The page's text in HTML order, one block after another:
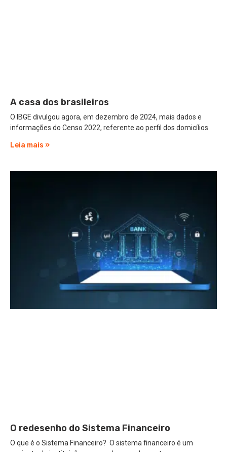
A casa dos brasileiros
O IBGE divulgou agora, em dezembro de 2024, mais dados e
informações do Censo 2022, referente ao perfil dos domicílios
Leia mais »
O redesenho do Sistema Financeiro
O que é o Sistema Financeiro? O sistema financeiro é um